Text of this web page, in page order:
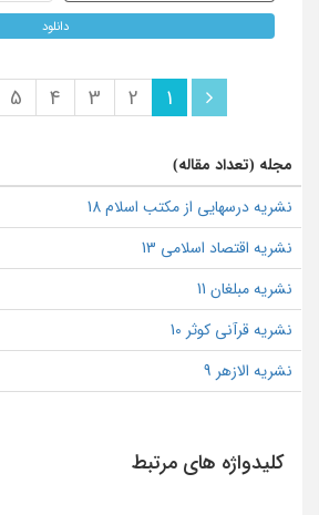
دانلود
1
2
3
4
5
مجله (تعداد مقاله)
نشریه درسهایی از مکتب اسلام 18
نشریه اقتصاد اسلامی 13
نشریه مبلغان 11
نشریه قرآنی کوثر 10
نشریه الازهر 9
کلیدواژه های مرتبط